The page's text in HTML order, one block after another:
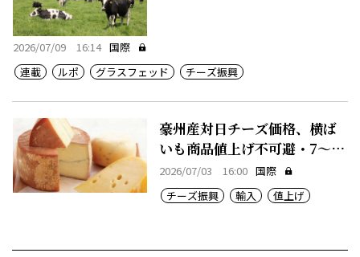
2026/07/09 16:14 国際
連載
ルポ グラスフェッド チーズ振興
豪州産対日チーズ価格、横ば
いも商品値上げ不可避・7～12
月期
2026/07/03 16:00 国際
チーズ振興
輸入 値上げ